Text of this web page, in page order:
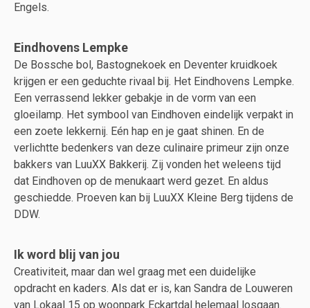
Engels.
Eindhovens Lempke
De Bossche bol, Bastognekoek en Deventer kruidkoek
krijgen er een geduchte rivaal bij. Het Eindhovens Lempke.
Een verrassend lekker gebakje in de vorm van een
gloeilamp. Het symbool van Eindhoven eindelijk verpakt in
een zoete lekkernij. Eén hap en je gaat shinen. En de
verlichtte bedenkers van deze culinaire primeur zijn onze
bakkers van LuuXX Bakkerij. Zij vonden het weleens tijd
dat Eindhoven op de menukaart werd gezet. En aldus
geschiedde. Proeven kan bij LuuXX Kleine Berg tijdens de
DDW.
Ik word blij van jou
Creativiteit, maar dan wel graag met een duidelijke
opdracht en kaders. Als dat er is, kan Sandra de Louweren
van Lokaal 15 op woonpark Eckartdal helemaal losgaan.